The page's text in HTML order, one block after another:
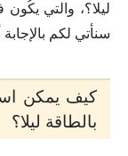
ليلا؟، والتي
سنأتي لكم بالإجابة
كيف يمكن
بالطاقة ليلا؟